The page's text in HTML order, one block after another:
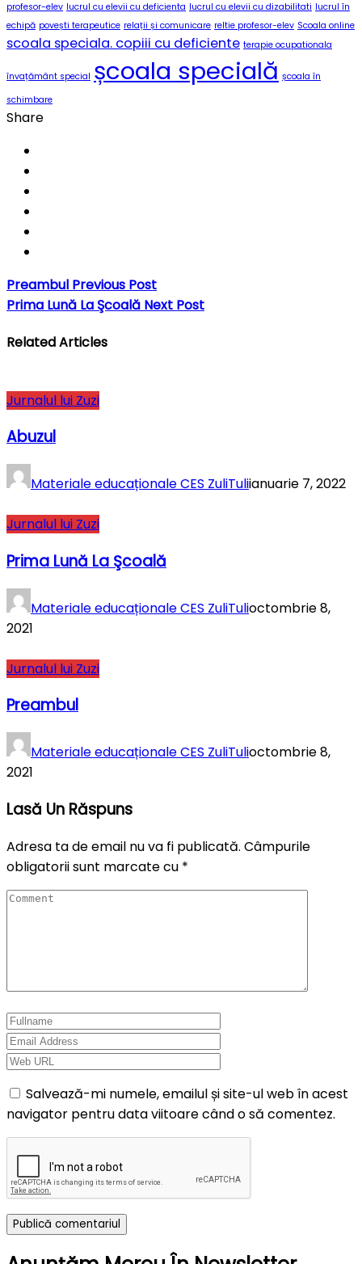
profesor-elev lucrul cu elevii cu deficienta lucrul cu elevii cu dizabilitati lucrul în
echipă povești terapeutice relații și comunicare reltie profesor-elev Scoala online
scoala speciala. copiii cu deficiente terapie ocupationala
învațământ special școala specială școala în
schimbare
Share
Preambul Previous Post
Prima Lună La Şcoală Next Post
Related Articles
Jurnalul lui Zuzi
Abuzul
Materiale educaționale CES ZuliTuliianuarie 7, 2022
Jurnalul lui Zuzi
Prima Lună La Şcoală
Materiale educaționale CES ZuliTulioctombrie 8,
2021
Jurnalul lui Zuzi
Preambul
Materiale educaționale CES ZuliTulioctombrie 8,
2021
Lasă Un Răspuns
Adresa ta de email nu va fi publicată. Câmpurile
obligatorii sunt marcate cu *
Salvează-mi numele, emailul și site-ul web în acest
navigator pentru data viitoare când o să comentez.